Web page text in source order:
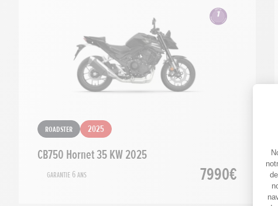
Roadster 2025
CB750 Hornet 35 KW 2025
Garantie 6 ans 7990€